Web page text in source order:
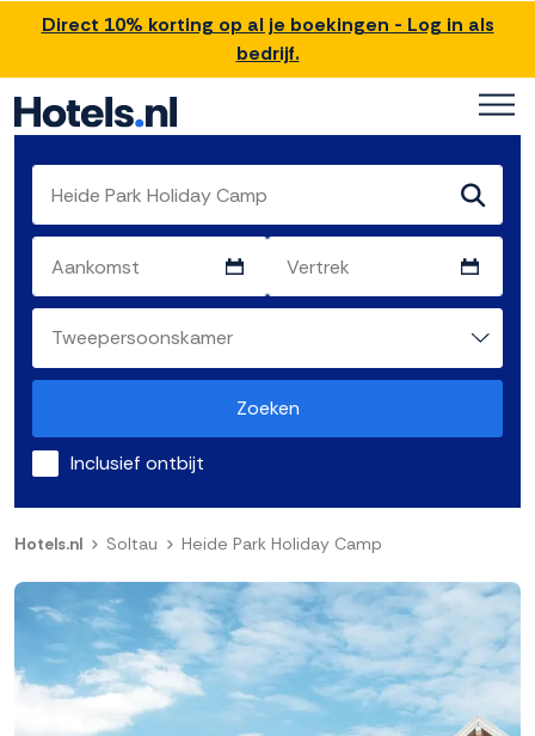
Direct 10% korting op al je boekingen - Log in als
bedrijf.
Zoeken
Inclusief ontbijt
Hotels.nl Soltau Heide Park Holiday Camp